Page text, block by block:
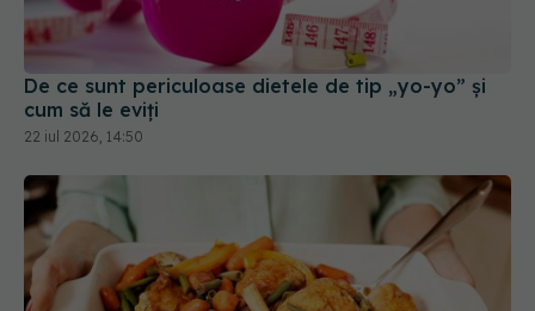
De ce sunt periculoase dietele de tip „yo-yo” și
cum să le eviți
22 iul 2026, 14:50